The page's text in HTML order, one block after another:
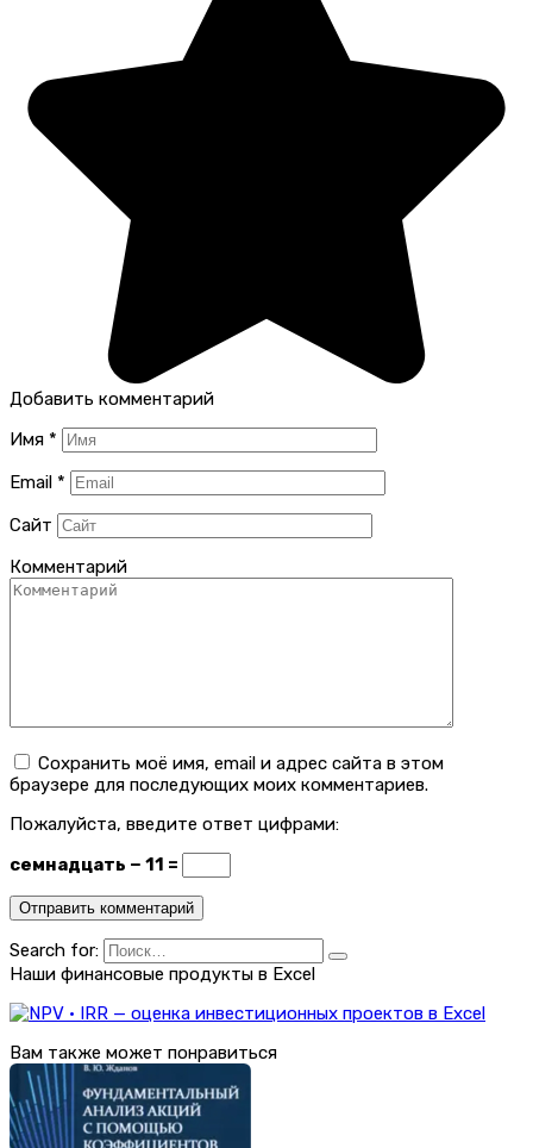
Добавить комментарий
Имя *
Email *
Сайт
Комментарий
Сохранить моё имя, email и адрес сайта в этом
браузере для последующих моих комментариев.
Пожалуйста, введите ответ цифрами:
семнадцать − 11 =
Search for:
Наши финансовые продукты в Excel
Вам также может понравиться